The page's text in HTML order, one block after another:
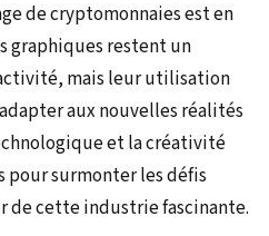
de cryptomonnaies est en
graphiques restent un
mais leur utilisation
aux nouvelles réalités
et la créativité
pour surmonter les défis
de cette industrie fascinante.